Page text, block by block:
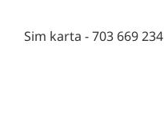
Sim karta - 703 669 234